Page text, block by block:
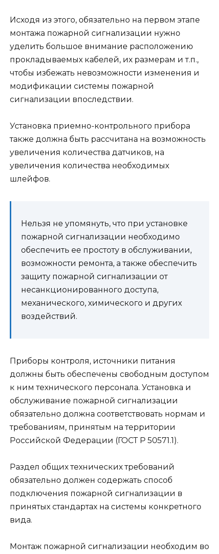
Исходя из этого, обязательно на первом этапе
монтажа пожарной сигнализации нужно
уделить большое внимание расположению
прокладываемых кабелей, их размерам и т.п.,
чтобы избежать невозможности изменения и
модификации системы пожарной
сигнализации впоследствии.
Установка приемно-контрольного прибора
также должна быть рассчитана на возможность
увеличения количества датчиков, на
увеличения количества необходимых
шлейфов.
Нельзя не упомянуть, что при установке
пожарной сигнализации необходимо
обеспечить ее простоту в обслуживании,
возможности ремонта, а также обеспечить
защиту пожарной сигнализации от
несанкционированного доступа,
механического, химического и других
воздействий.
Приборы контроля, источники питания
должны быть обеспечены свободным доступом
к ним технического персонала. Установка и
обслуживание пожарной сигнализации
обязательно должна соответствовать нормам и
требованиям, принятым на территории
Российской Федерации (ГОСТ Р 50571.1).
Раздел общих технических требований
обязательно должен содержать способ
подключения пожарной сигнализации в
принятых стандартах на системы конкретного
вида.
Монтаж пожарной сигнализации необходим во